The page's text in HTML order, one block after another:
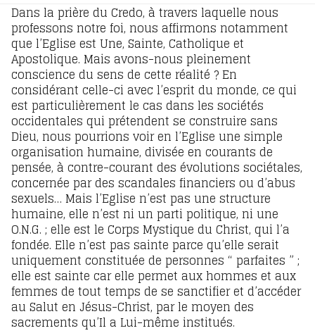
Dans la prière du Credo, à travers laquelle nous
professons notre foi, nous affirmons notamment
que l’Eglise est Une, Sainte, Catholique et
Apostolique. Mais avons-nous pleinement
conscience du sens de cette réalité ? En
considérant celle-ci avec l’esprit du monde, ce qui
est particulièrement le cas dans les sociétés
occidentales qui prétendent se construire sans
Dieu, nous pourrions voir en l’Eglise une simple
organisation humaine, divisée en courants de
pensée, à contre-courant des évolutions sociétales,
concernée par des scandales financiers ou d’abus
sexuels… Mais l’Eglise n’est pas une structure
humaine, elle n’est ni un parti politique, ni une
O.N.G. ; elle est le Corps Mystique du Christ, qui l’a
fondée. Elle n’est pas sainte parce qu’elle serait
uniquement constituée de personnes “ parfaites ” ;
elle est sainte car elle permet aux hommes et aux
femmes de tout temps de se sanctifier et d’accéder
au Salut en Jésus-Christ, par le moyen des
sacrements qu’Il a Lui-même institués.